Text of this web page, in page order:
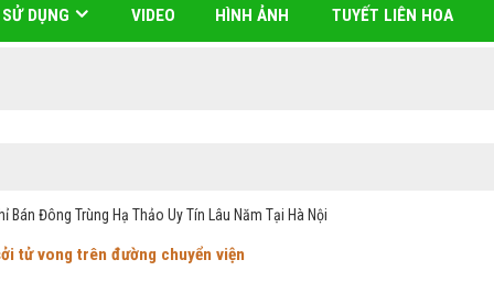
DỤNG VIDEO HÌNH ẢNH TUYẾT LIÊN HOA
Bán Đông Trùng Hạ Thảo Uy Tín Lâu Năm Tại Hà Nội
tử vong trên đường chuyển viện